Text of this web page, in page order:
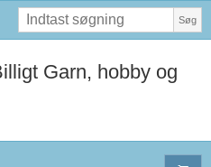
Søg
Garn, hobby og